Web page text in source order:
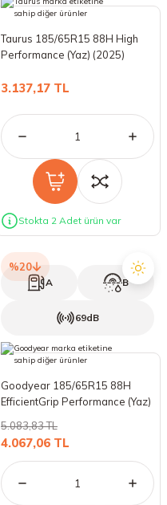
Taurus 185/65R15 88H High
Performance (Yaz) (2025)
3.137,17 TL
Stokta 2 Adet ürün var
%20
A B
69dB
Goodyear 185/65R15 88H
EfficientGrip Performance (Yaz)
4.067,06 TL
5.083,83 TL